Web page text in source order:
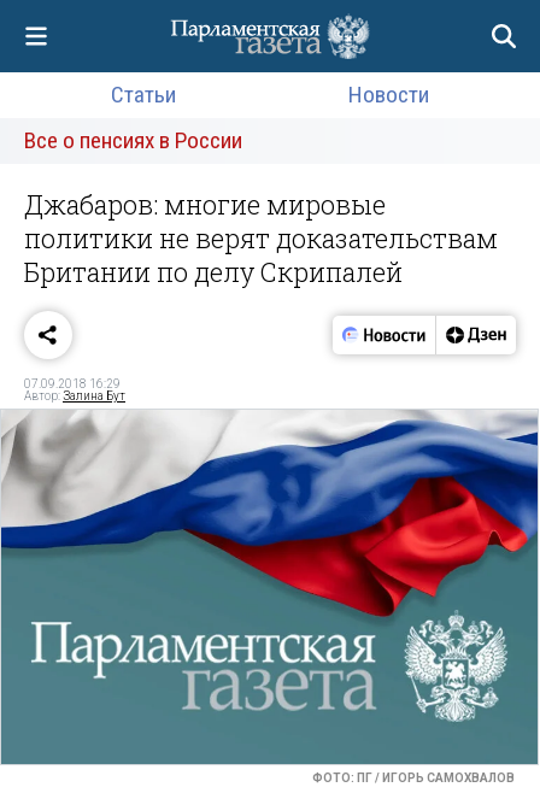
Статьи
Новости
Все о пенсиях в России
Джабаров: многие мировые
политики не верят доказательствам
Британии по делу Скрипалей
07.09.2018 16:29
Автор:Залина Бут
ФОТО: ПГ / ИГОРЬ САМОХВАЛОВ